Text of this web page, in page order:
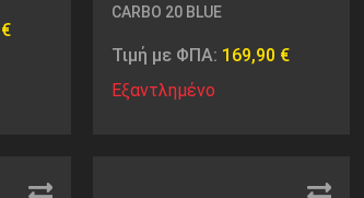
€
CARBO 20 BLUE
Τιμή με ΦΠΑ: 169,90 €
Εξαντλημένο